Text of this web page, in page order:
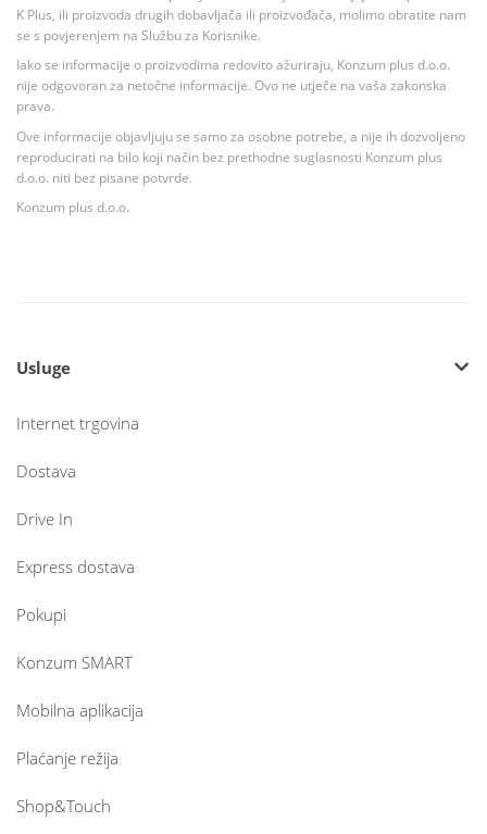
K Plus, ili proizvoda drugih dobavljača ili proizvođača, molimo obratite nam
se s povjerenjem na Službu za Korisnike.
Iako se informacije o proizvodima redovito ažuriraju, Konzum plus d.o.o.
nije odgovoran za netočne informacije. Ovo ne utječe na vaša zakonska
prava.
Ove informacije objavljuju se samo za osobne potrebe, a nije ih dozvoljeno
reproducirati na bilo koji način bez prethodne suglasnosti Konzum plus
d.o.o. niti bez pisane potvrde.
Konzum plus d.o.o.
Usluge
Internet trgovina
Dostava
Drive In
Express dostava
Pokupi
Konzum SMART
Mobilna aplikacija
Plaćanje režija
Shop&Touch